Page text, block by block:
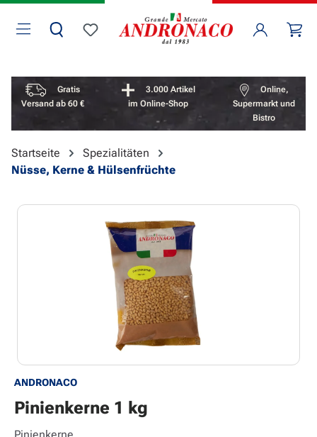
Zum Hauptinhalt springen
Du hast 0 Produkte auf dem Merkzettel
Vorteile überspringen
Gratis
Versand ab 60 €
3.000 Artikel
im Online-Shop
Online,
Supermarkt und
Bistro
Startseite
Spezialitäten
Nüsse, Kerne & Hülsenfrüchte
Bildergalerie überspringen
ANDRONACO
Pinienkerne 1 kg